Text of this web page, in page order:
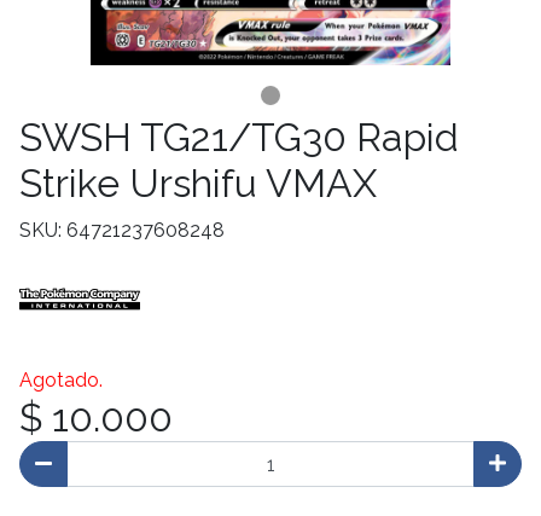
SWSH TG21/TG30 Rapid
Strike Urshifu VMAX
SKU: 64721237608248
Agotado.
$ 10.000